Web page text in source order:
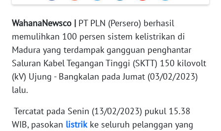
WahanaNewsco | PT PLN (Persero) berhasil
memulihkan 100 persen sistem kelistrikan di
Madura yang terdampak gangguan penghantar
Saluran Kabel Tegangan Tinggi (SKTT) 150 kilovolt
(kV) Ujung - Bangkalan pada Jumat (03/02/2023)
lalu.
Tercatat pada Senin (13/02/2023) pukul 15.38
WIB, pasokan listrikke seluruh pelanggan yang
KARIR
DISCLAIMER
News
Regional
WN
SUMUT